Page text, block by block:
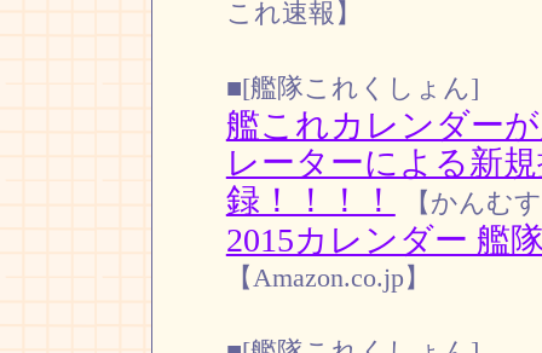
これ速報】
■[艦隊これくしょん]
艦これカレンダー
レーターによる新
録！！！！
【かんむ
2015カレンダー 艦
【Amazon.co.jp】